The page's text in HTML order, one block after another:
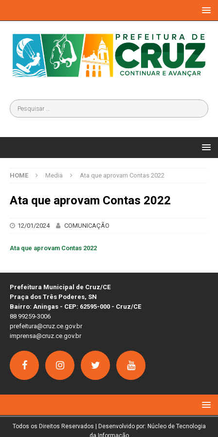
HOME Media Ata que aprovam Contas 2022
Ata que aprovam Contas 2022
12/01/2024 COMUNICAÇÃO
Ata que aprovam Contas 2022
Prefeitura Municipal de Cruz/CE
Praça dos Três Poderes, SN
Bairro: Aningas - CEP: 62595-000 - Cruz/CE
88 99259-3006
prefeitura@cruz.ce.gov.br
imprensa@cruz.ce.gov.br
Todos os Direitos Reservados | Desenvolvido por: Núcleo de Tecnologia
da Informação